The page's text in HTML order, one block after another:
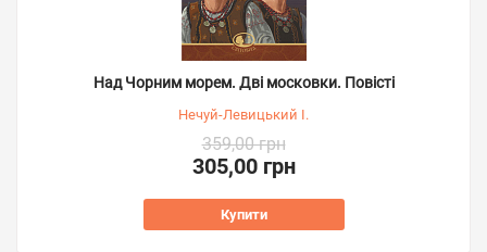
Над Чорним морем. Дві московки. Повісті
Нечуй-Левицький І.
359,00 грн
305,00 грн
Купити